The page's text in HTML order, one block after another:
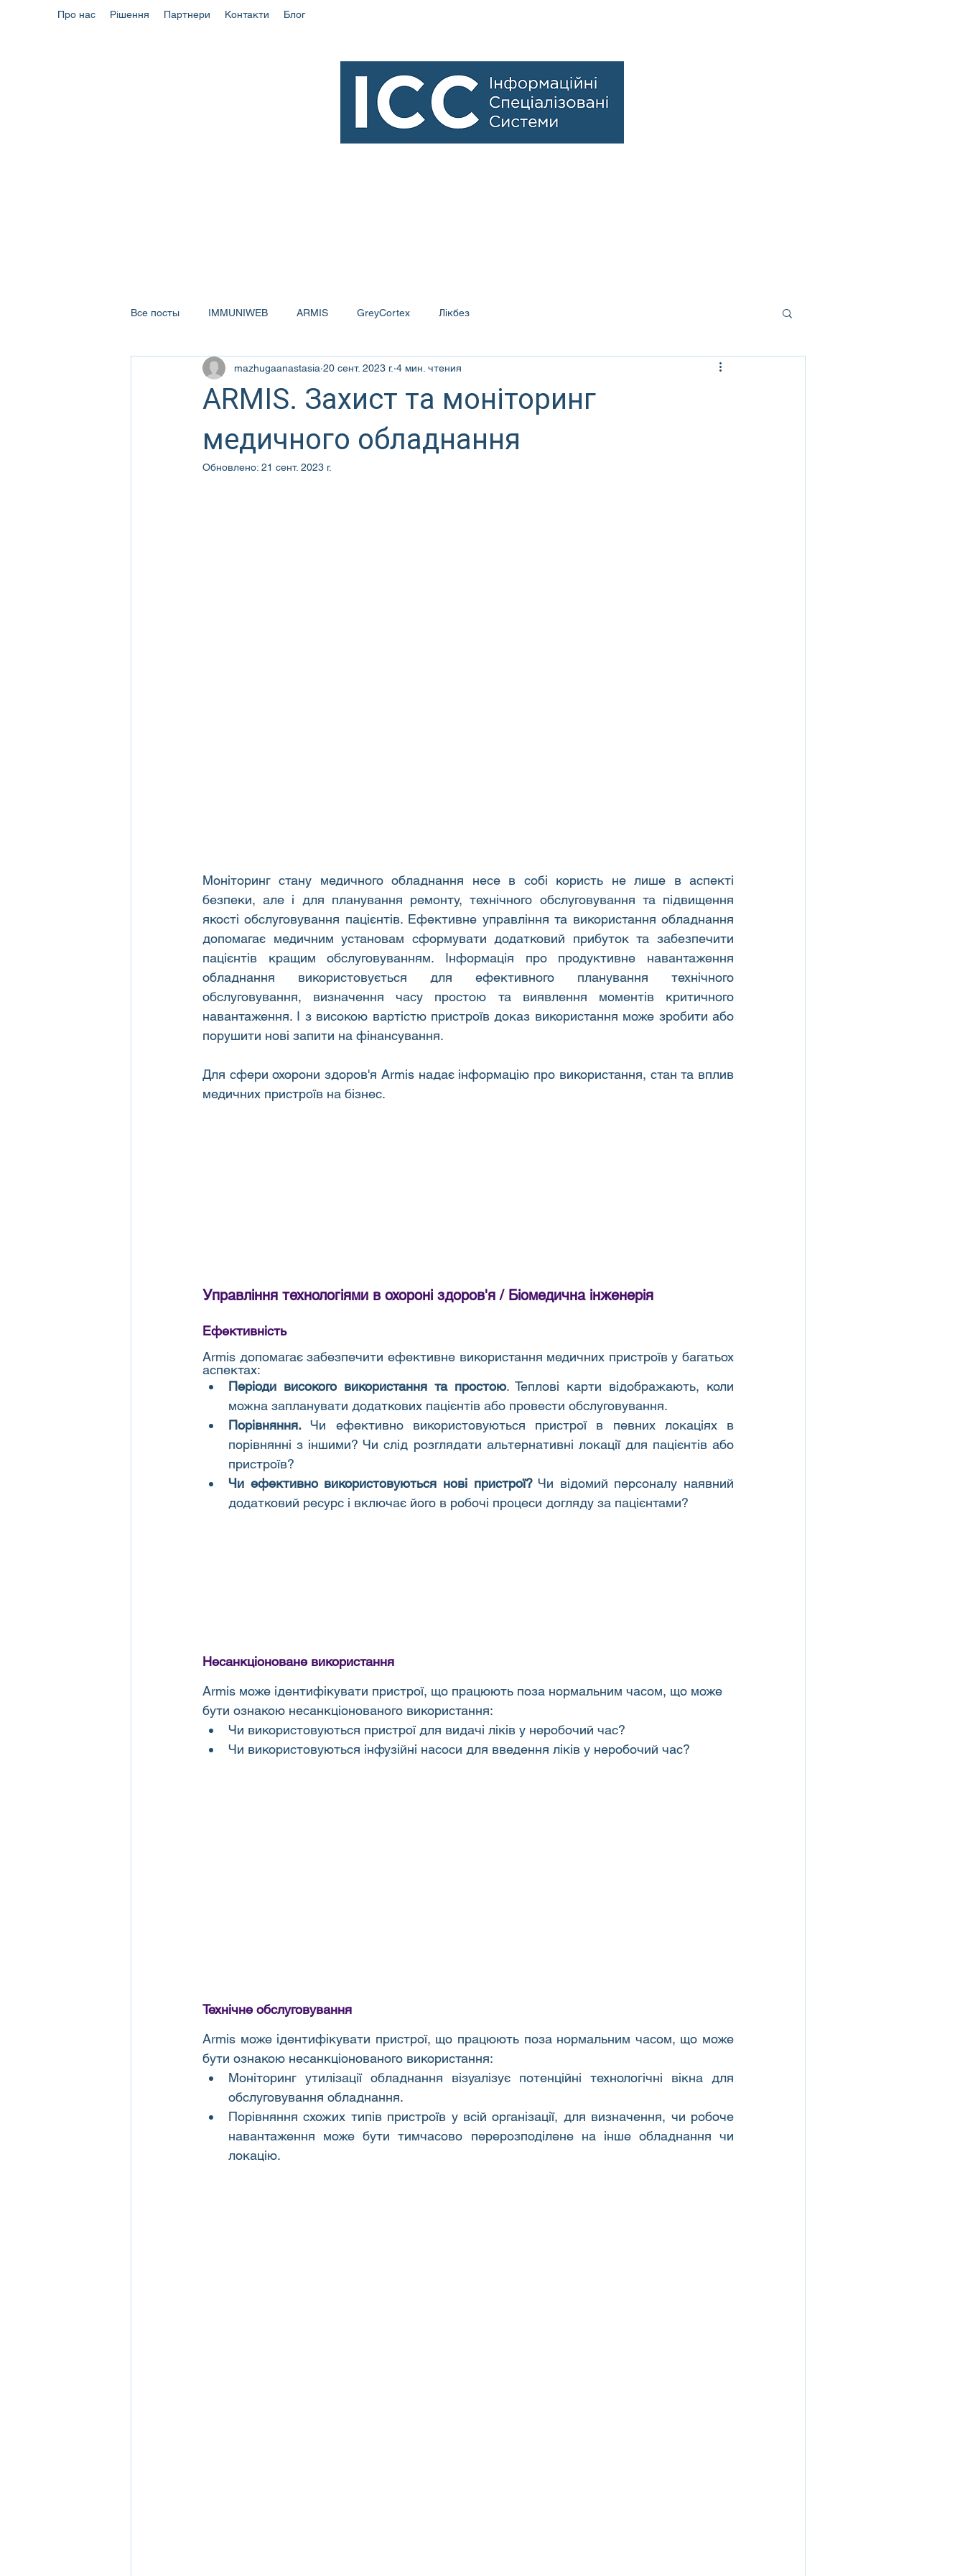
Про нас Рішення Партнери Контакти Блог
Все посты IMMUNIWEB ARMIS GreyCortex Лікбез
ARMIS. Захист та моніторинг
медичного обладнання
mazhugaanastasia 20 сент. 2023 г. 4 мин. чтения
Обновлено: 21 сент. 2023 г.
Моніторинг стану медичного обладнання несе в собі користь не лише в аспекті
безпеки, але і для планування ремонту, технічного обслуговування та підвищення
якості обслуговування пацієнтів. Ефективне управління та використання обладнання
допомагає медичним установам сформувати додатковий прибуток та забезпечити
пацієнтів кращим обслуговуванням. Інформація про продуктивне навантаження
обладнання використовується для ефективного планування технічного
обслуговування, визначення часу простою та виявлення моментів критичного
навантаження. І з високою вартістю пристроїв доказ використання може зробити або
порушити нові запити на фінансування.
Для сфери охорони здоров'я Armis надає інформацію про використання, стан та вплив
медичних пристроїв на бізнес.
Управління технологіями в охороні здоров'я / Біомедична інженерія
Ефективність
Armis допомагає забезпечити ефективне використання медичних пристроїв у багатьох
аспектах:
Періоди високого використання та простою. Теплові карти відображають, коли
можна запланувати додаткових пацієнтів або провести обслуговування.
Порівняння. Чи ефективно використовуються пристрої в певних локаціях в
порівнянні з іншими? Чи слід розглядати альтернативні локації для пацієнтів або
пристроїв?
Чи ефективно використовуються нові пристрої? Чи відомий персоналу наявний
додатковий ресурс і включає його в робочі процеси догляду за пацієнтами?
Несанкціоноване використання
Armis може ідентифікувати пристрої, що працюють поза нормальним часом, що може
бути ознакою несанкціонованого використання:
Чи використовуються пристрої для видачі ліків у неробочий час?
Чи використовуються інфузійні насоси для введення ліків у неробочий час?
Технічне обслуговування
Armis може ідентифікувати пристрої, що працюють поза нормальним часом, що може
бути ознакою несанкціонованого використання:
Моніторинг утилізації обладнання візуалізує потенційні технологічні вікна для
обслуговування обладнання.
Порівняння схожих типів пристроїв у всій організації, для визначення, чи робоче
навантаження може бути тимчасово перерозподілене на інше обладнання чи
локацію.